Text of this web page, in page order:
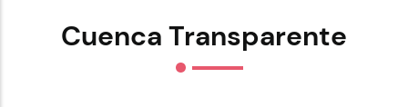
Cuenca Transparente